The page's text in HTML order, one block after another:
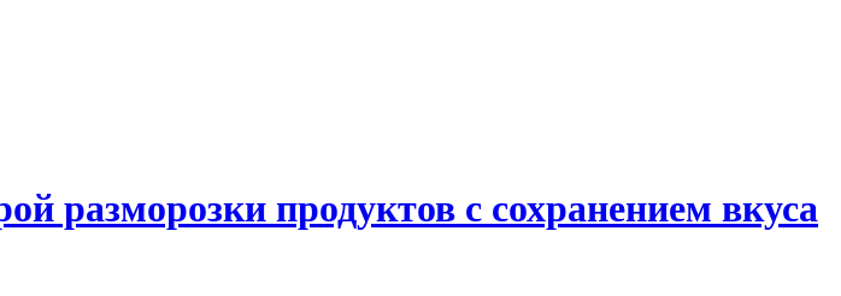
разморозки продуктов с сохранением вкуса